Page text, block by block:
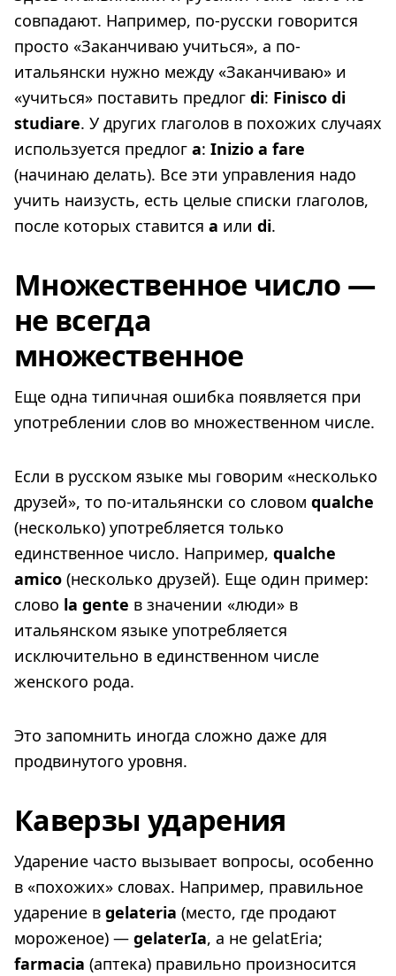
совпадают. Например, по-русски говорится
просто «Заканчиваю учиться», а по-
итальянски нужно между «Заканчиваю» и
«учиться» поставить предлог di: Finisco di
studiare. У других глаголов в похожих случаях
используется предлог а: Inizio a fare
(начинаю делать). Все эти управления надо
учить наизусть, есть целые списки глаголов,
после которых ставится а или di.
Множественное число —
не всегда
множественное
Еще одна типичная ошибка появляется при
употреблении слов во множественном числе.
Если в русском языке мы говорим «несколько
друзей», то по-итальянски со словом qualche
(несколько) употребляется только
единственное число. Например, qualche
amico (несколько друзей). Еще один пример:
слово la gente в значении «люди» в
итальянском языке употребляется
исключительно в единственном числе
женского рода.
Это запомнить иногда сложно даже для
продвинутого уровня.
Каверзы ударения
Ударение часто вызывает вопросы, особенно
в «похожих» словах. Например, правильное
ударение в gelateria (место, где продают
мороженое) — gelaterIa, а не gelatEria;
farmacia (аптека) правильно произносится